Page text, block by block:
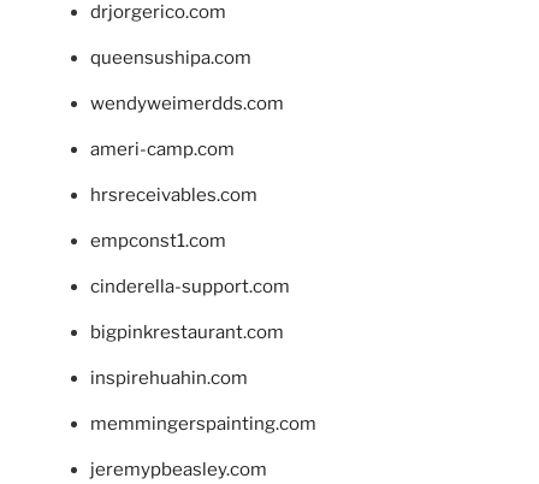
drjorgerico.com
queensushipa.com
wendyweimerdds.com
ameri-camp.com
hrsreceivables.com
empconst1.com
cinderella-support.com
bigpinkrestaurant.com
inspirehuahin.com
memmingerspainting.com
jeremypbeasley.com